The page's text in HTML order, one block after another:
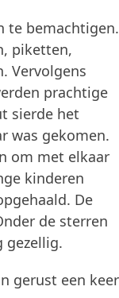
te bemachtigen.
piketten,
Vervolgens
prachtige
sierde het
was gekomen.
om met elkaar
kinderen
De
de sterren
gezellig.
gerust een keer